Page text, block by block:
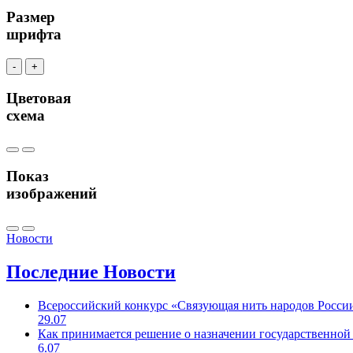
Размер
шрифта
- +
Цветовая
схема
Показ
изображений
Новости
Последние Новости
Всероссийский конкурс «Связующая нить народов
29.07
Как принимается решение о назначении
6.07